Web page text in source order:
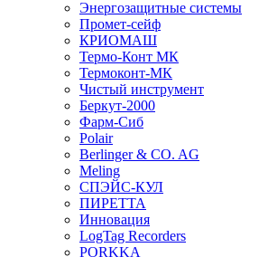
Энергозащитные системы
Промет-сейф
КРИОМАШ
Термо-Конт МК
Термоконт-МК
Чистый инструмент
Беркут-2000
Фарм-Сиб
Polair
Berlinger & CO. AG
Meling
СПЭЙС-КУЛ
ПИРЕТТА
Инновация
LogTag Recorders
PORKKA